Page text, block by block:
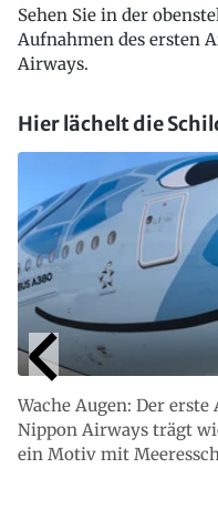
Sehen Sie in der
Aufnahmen des ersten
Airways.
Hier lächelt die
Wache Augen: Der
Nippon Airways trägt
ein Motiv mit